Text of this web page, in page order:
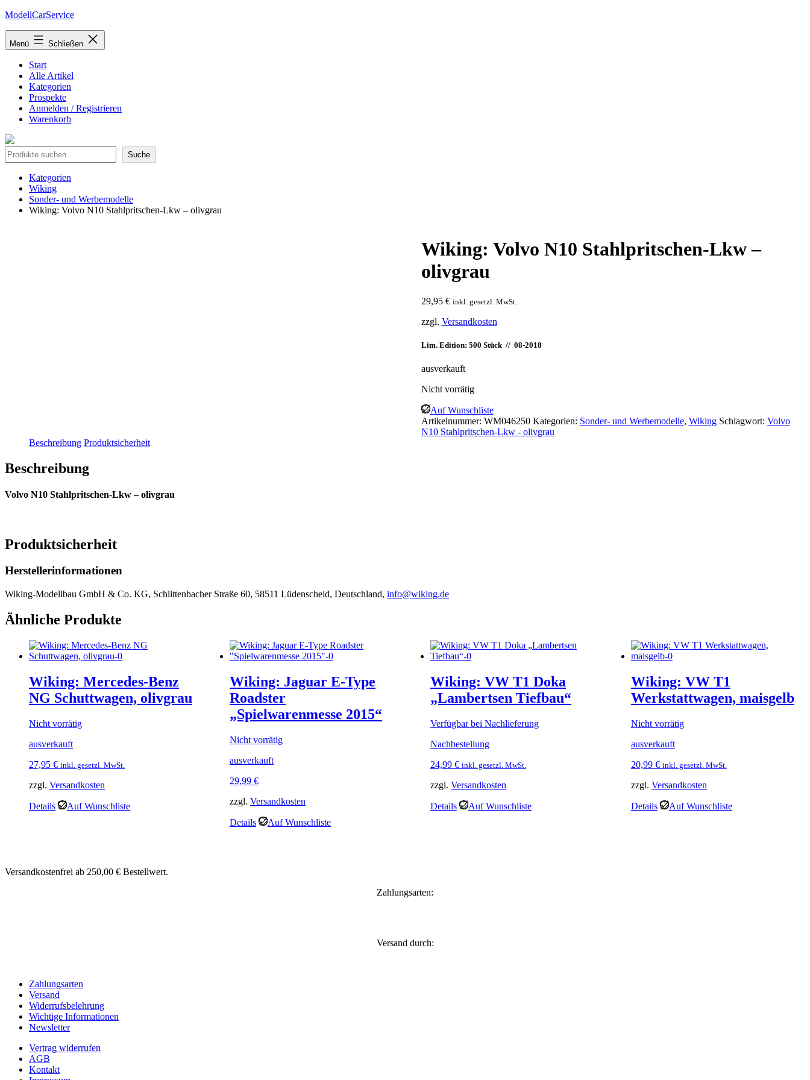
Zum
springen
ModellCarService
Menü Schließen
Start
Alle Artikel
Kategorien
Prospekte
Anmelden / Registrieren
Warenkorb
Suche Suche
Kategorien
Wiking
Sonder- und Werbemodelle
Wiking: Volvo N10 Stahlpritschen-Lkw – olivgrau
Wiking: Volvo N10 Stahlpritschen-Lkw –
olivgrau
29,95 € inkl. gesetzl. MwSt.
zzgl. Versandkosten
Lim. Edition: 500 Stück // 08-2018
ausverkauft
Nicht vorrätig
Auf Wunschliste
Artikelnummer: WM046250 Kategorien: Sonder- und Werbemodelle, Wiking Schlagwort: Volvo
N10 Stahlpritschen-Lkw - olivgrau
Beschreibung Produktsicherheit
Beschreibung
Volvo N10 Stahlpritschen-Lkw – olivgrau
Produktsicherheit
Herstellerinformationen
Wiking-Modellbau GmbH & Co. KG, Schlittenbacher Straße 60, 58511 Lüdenscheid, Deutschland, info@wiking.de
Ähnliche Produkte
Wiking: Mercedes-Benz
NG Schuttwagen, olivgrau
Nicht vorrätig
ausverkauft
27,95 € inkl. gesetzl. MwSt.
zzgl. Versandkosten
Details Auf Wunschliste
Wiking: Jaguar E-Type
Roadster
„Spielwarenmesse 2015“
Nicht vorrätig
ausverkauft
29,99 €
zzgl. Versandkosten
Details Auf Wunschliste
Wiking: VW T1 Doka
„Lambertsen Tiefbau“
Verfügbar bei Nachlieferung
Nachbestellung
24,99 € inkl. gesetzl. MwSt.
zzgl. Versandkosten
Details Auf Wunschliste
Wiking: VW T1
Werkstattwagen, maisgelb
Nicht vorrätig
ausverkauft
20,99 € inkl. gesetzl. MwSt.
zzgl. Versandkosten
Details Auf Wunschliste
Versandkostenfrei ab 250,00 € Bestellwert.
Zahlungsarten:
Versand durch:
Zahlungsarten
Versand
Widerrufsbelehrung
Wichtige Informationen
Newsletter
Vertrag widerrufen
AGB
Kontakt